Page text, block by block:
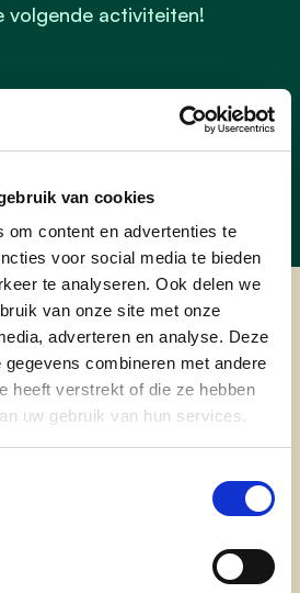
van cookies
om content en advertenties te
voor social media te bieden
te analyseren. Ook delen we
van onze site met onze
adverteren en analyse. Deze
combineren met andere
heeft verstrekt of die ze hebben
uw gebruik van hun services.
volgende activiteiten!
gepland
toekomst.
en weet wat reilt en
recht uit de Merchtemse